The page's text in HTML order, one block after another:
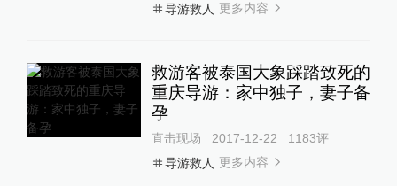
导游救人 更多内容
救游客被泰国大象踩踏致死的
重庆导游：家中独子，妻子备
孕
直击现场 2017-12-22 1183评
导游救人 更多内容